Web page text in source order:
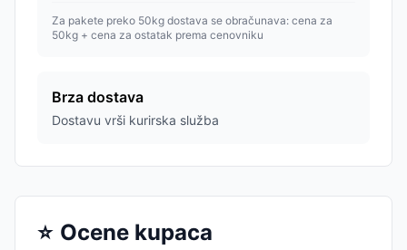
Za pakete preko 50kg dostava se obračunava: cena za
50kg + cena za ostatak prema cenovniku
Brza dostava
Dostavu vrši kurirska služba
⭐ Ocene kupaca